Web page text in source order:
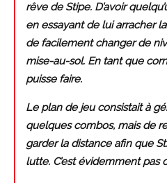
rêve de Stipe. D’avoir
en essayant de lui arracher
de facilement changer de
mise-au-sol. En tant que
puisse faire.
Le plan de jeu consistait à
quelques combos, mais de
garder la distance afin que
lutte. C’est évidemment pas